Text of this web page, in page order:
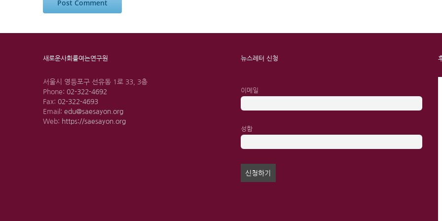
새로운사회를여는연구원
서울시 영등포구 선유동 1로 33, 3층
Phone: 02-322-4692
Fax: 02-322-4693
Email: edu@saesayon.org
Web: https://saesayon.org
뉴스레터 신청
이메일
성함